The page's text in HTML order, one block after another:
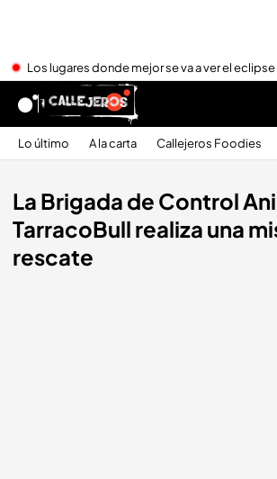
Los lugares donde mejor se va a ver el eclipse
Lo último A la carta Callejeros Foodies
La Brigada de Control
TarracoBull realiza una
rescate